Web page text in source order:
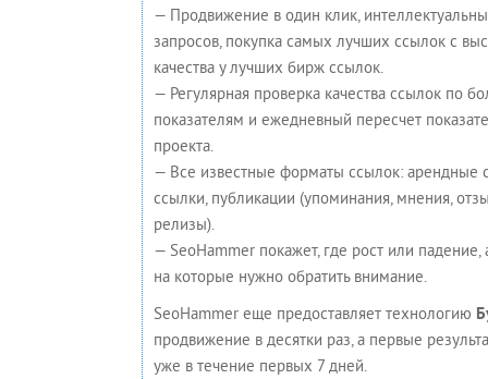
— Продвижение в один клик,
запросов, покупка самых лучших ссылок с
качества у лучших бирж ссылок.
— Регулярная проверка качества ссылок по
показателям и ежедневный пересчет
проекта.
— Все известные форматы ссылок: арендные
ссылки, публикации (упоминания, мнения,
релизы).
— SeoHammer покажет, где рост или падение,
на которые нужно обратить внимание.
SeoHammer еще предоставляет технологию
продвижение в десятки раз, а первые
уже в течение первых 7 дней.